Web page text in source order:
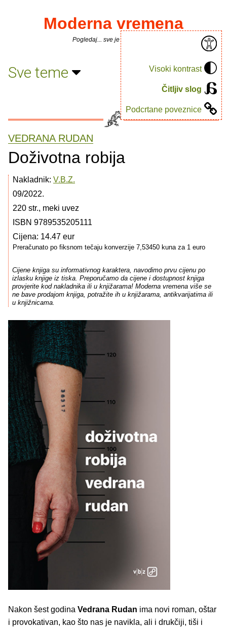
Visoki kontrast
Čitljiv slog
Podcrtane poveznice
Moderna vremena
Pogledaj... sve je puno knjiga.
Sve teme
VEDRANA RUDAN
Doživotna robija
Nakladnik: V.B.Z.
09/2022.
220 str., meki uvez
ISBN 9789535205111
Cijena: 14.47 eur
Preračunato po fiksnom tečaju konverzije 7,53450 kuna za 1 euro
Cijene knjiga su informativnog karaktera, navodimo prvu cijenu po
izlasku knjige iz tiska. Preporučamo da cijene i dostupnost knjiga
provjerite kod nakladnika ili u knjižarama! Moderna vremena više se
ne bave prodajom knjiga, potražite ih u knjižarama, antikvarijatima ili
u knjižnicama.
Nakon šest godina Vedrana Rudan ima novi roman, oštar
i provokativan, kao što nas je navikla, ali i drukčiji, tiši i